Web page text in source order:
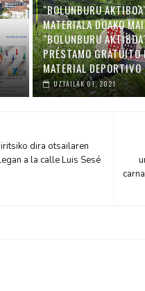
"BOLUNBURU
MATERIALA DOAKO
"BOLUNBURU
PRÉSTAMO GRATUITO
MATERIAL DEPORTIVO
UZTAILAK 01, 2021
dira otsailaren
a la calle Luis Sesé